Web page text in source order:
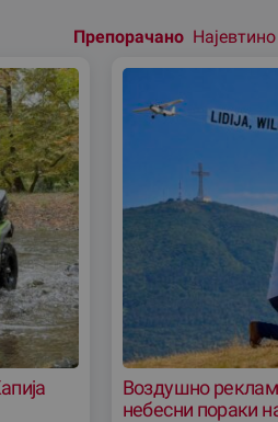
Подреди
според:
Препорачано Најевтино
Воздушно
небесни пораки